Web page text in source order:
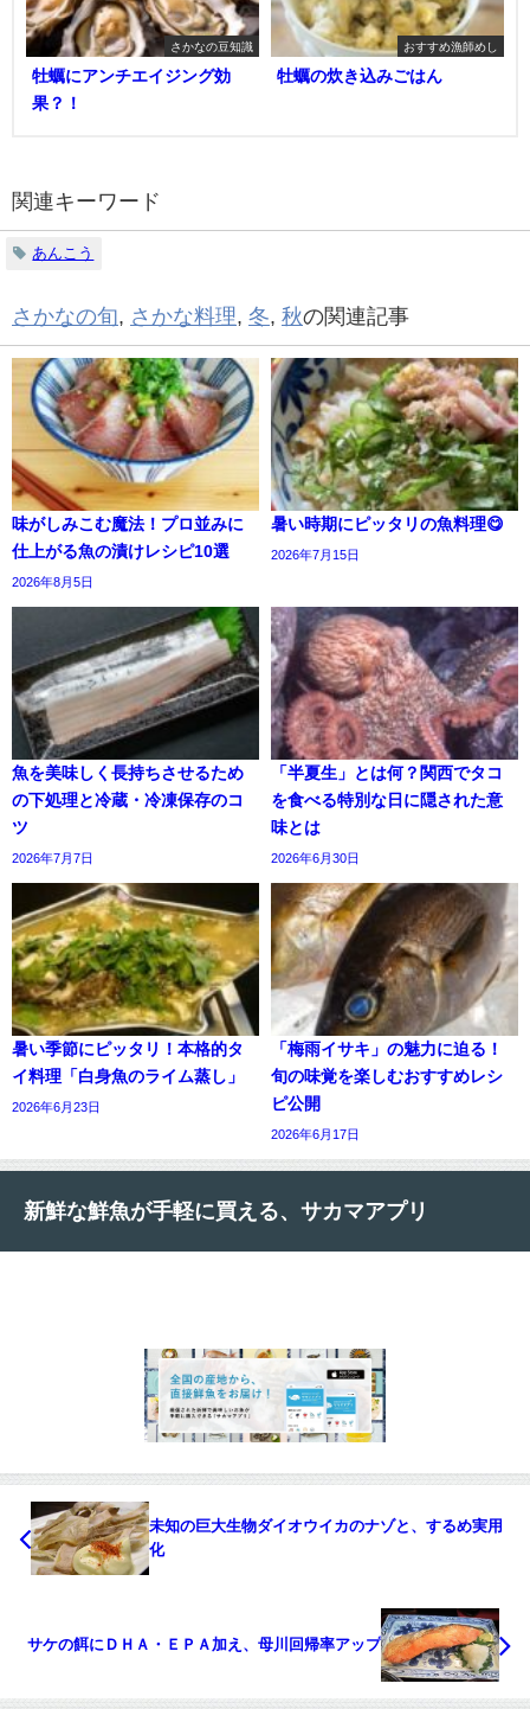
さかなの豆知識
牡蠣にアンチエイジング効
果？！
おすすめ漁師めし
牡蠣の炊き込みごはん
関連キーワード
あんこう
さかなの旬, さかな料理, 冬, 秋の関連記事
味がしみこむ魔法！プロ並みに
仕上がる魚の漬けレシピ10選
2026年8月5日
暑い時期にピッタリの魚料理😋
2026年7月15日
魚を美味しく長持ちさせるため
の下処理と冷蔵・冷凍保存のコ
ツ
2026年7月7日
「半夏生」とは何？関西でタコ
を食べる特別な日に隠された意
味とは
2026年6月30日
暑い季節にピッタリ！本格的タ
イ料理「白身魚のライム蒸し」
2026年6月23日
「梅雨イサキ」の魅力に迫る！
旬の味覚を楽しむおすすめレシ
ピ公開
2026年6月17日
新鮮な鮮魚が手軽に買える、サカマアプリ
未知の巨大生物ダイオウイカのナゾと、するめ実用
化
サケの餌にＤＨＡ・ＥＰＡ加え、母川回帰率アップ